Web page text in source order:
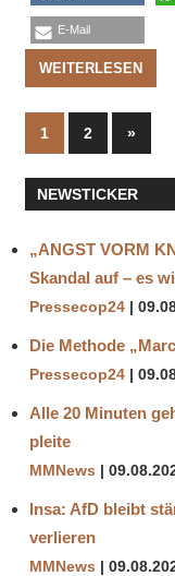
E-Mail
WEITERLESEN
der
Beiträge
1 2 »
NEWSTICKER
„ANGST VORM
Skandal auf – es
Pressecop24
Die Methode
Pressecop24
Alle 20 Minuten
pleite
MMNews
Insa: AfD bleibt
verlieren
MMNews